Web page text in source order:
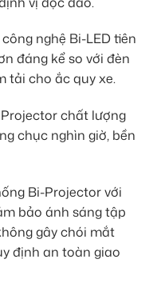
nghệ Bi-LED tiên
đáng kể so với đèn
tải cho ắc quy xe.
Projector chất lượng
chục nghìn giờ, bền
Bi-Projector với
bảo ánh sáng tập
gây chói mắt
định an toàn giao